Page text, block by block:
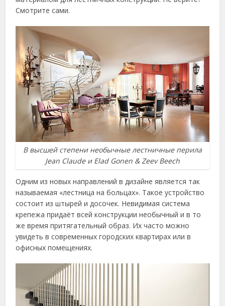
Смотрите сами.
В высшей степени необычные лестничные перила
Jean Claude и Elad Gonen & Zeev Beech
Одним из новых направлений в дизайне является так
называемая «лестница на больцах». Такое устройство
состоит из штырей и досочек. Невидимая система
крепежа придаёт всей конструкции необычный и в то
же время притягательный образ. Их часто можно
увидеть в современных городских квартирах или в
офисных помещениях.